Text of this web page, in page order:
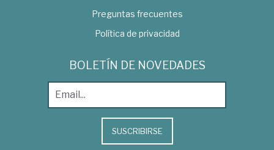
Preguntas frecuentes
Política de privacidad
BOLETÍN DE NOVEDADES
SUSCRIBIRSE